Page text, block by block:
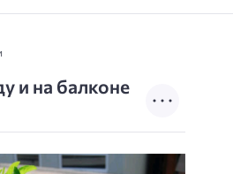
и на балконе